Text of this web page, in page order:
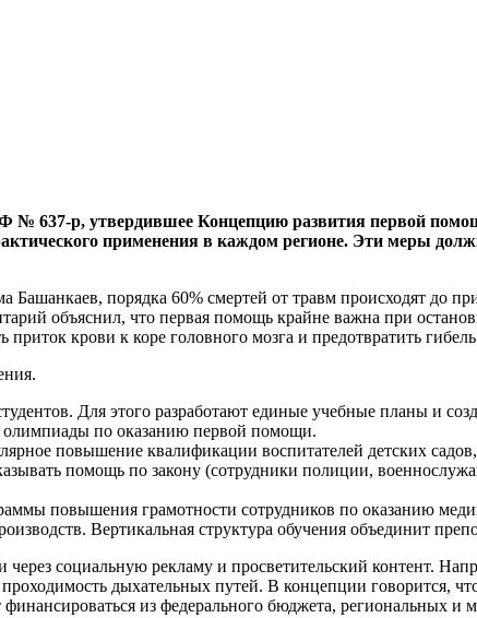
637-р, утвердившее Концепцию развития первой
применения в каждом регионе. Эти меры
порядка 60% смертей от травм происходят до
объяснил, что первая помощь крайне важна при
крови к коре головного мозга и предотвратить гибель
Для этого разработают единые учебные планы и
олимпиады по оказанию первой помощи.
повышение квалификации воспитателей детских
помощь по закону (сотрудники полиции,
повышения грамотности сотрудников по оказанию
Вертикальная структура обучения объединит
социальную рекламу и просветительский контент.
дыхательных путей. В концепции говорится,
из федерального бюджета, региональных